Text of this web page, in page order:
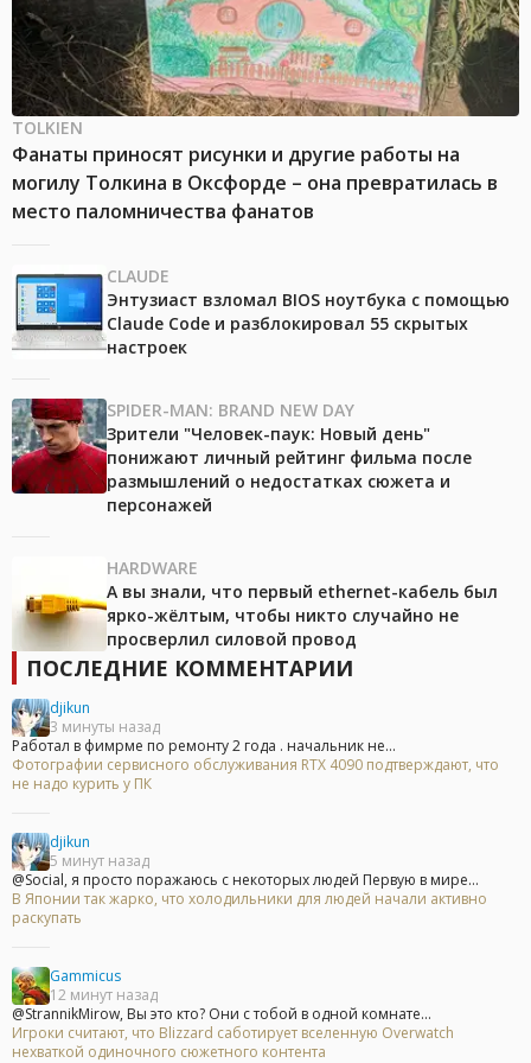
TOLKIEN
Фанаты приносят рисунки и другие работы на
могилу Толкина в Оксфорде – она превратилась в
место паломничества фанатов
CLAUDE
Энтузиаст взломал BIOS ноутбука с помощью
Claude Code и разблокировал 55 скрытых
настроек
SPIDER-MAN: BRAND NEW DAY
Зрители "Человек-паук: Новый день"
понижают личный рейтинг фильма после
размышлений о недостатках сюжета и
персонажей
HARDWARE
А вы знали, что первый ethernet-кабель был
ярко-жёлтым, чтобы никто случайно не
просверлил силовой провод
ПОСЛЕДНИЕ КОММЕНТАРИИ
djikun
3 минуты назад
Работал в фимрме по ремонту 2 года . начальник не...
Фотографии сервисного обслуживания RTX 4090 подтверждают, что
не надо курить у ПК
djikun
5 минут назад
@Social, я просто поражаюсь с некоторых людей Первую в мире...
В Японии так жарко, что холодильники для людей начали активно
раскупать
Gammicus
12 минут назад
@StrannikMirow, Вы это кто? Они с тобой в одной комнате...
Игроки считают, что Blizzard саботирует вселенную Overwatch
нехваткой одиночного сюжетного контента